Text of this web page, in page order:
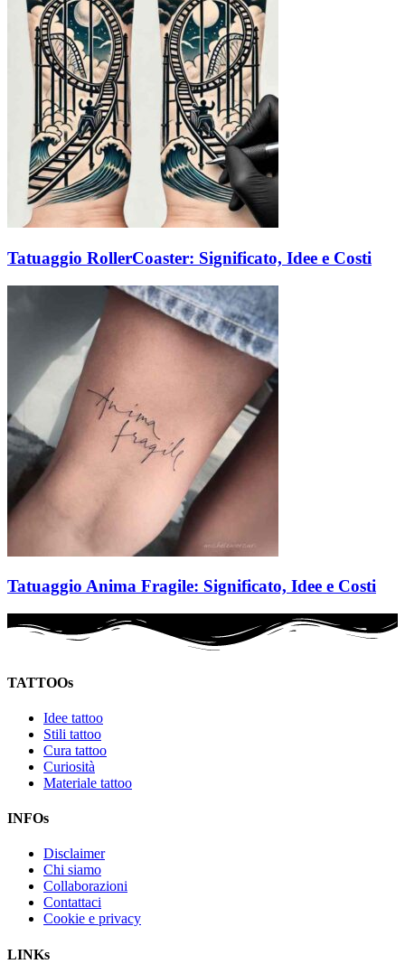
Tatuaggio RollerCoaster: Significato, Idee e Costi
Tatuaggio Anima Fragile: Significato, Idee e Costi
TATTOOs
Idee tattoo
Stili tattoo
Cura tattoo
Curiosità
Materiale tattoo
INFOs
Disclaimer
Chi siamo
Collaborazioni
Contattaci
Cookie e privacy
LINKs